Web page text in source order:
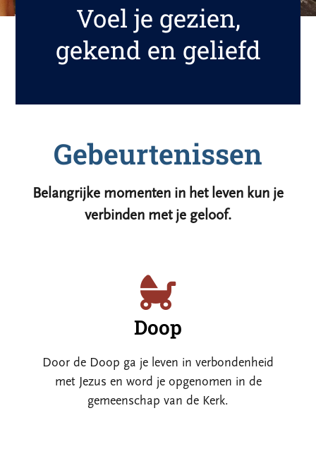
Voel je gezien,
gekend en geliefd
Gebeurtenissen
Belangrijke momenten in het leven kun je
verbinden met je geloof.
Doop
Door de Doop ga je leven in verbondenheid
met Jezus en word je opgenomen in de
gemeenschap van de Kerk.